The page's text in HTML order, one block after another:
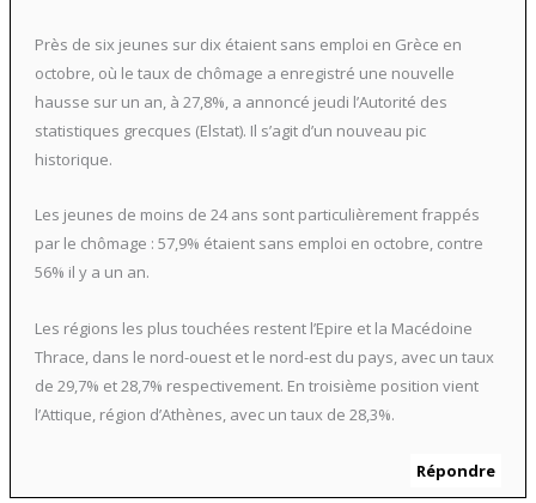
Près de six jeunes sur dix étaient sans emploi en Grèce en
octobre, où le taux de chômage a enregistré une nouvelle
hausse sur un an, à 27,8%, a annoncé jeudi l’Autorité des
statistiques grecques (Elstat). Il s’agit d’un nouveau pic
historique.
Les jeunes de moins de 24 ans sont particulièrement frappés
par le chômage : 57,9% étaient sans emploi en octobre, contre
56% il y a un an.
Les régions les plus touchées restent l’Epire et la Macédoine
Thrace, dans le nord-ouest et le nord-est du pays, avec un taux
de 29,7% et 28,7% respectivement. En troisième position vient
l’Attique, région d’Athènes, avec un taux de 28,3%.
Répondre